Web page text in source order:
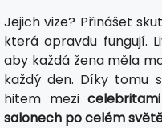
Jejich vize? Přinášet
která opravdu fungují.
aby každá žena měla
každý den. Díky tomu
hitem mezi
salonech po celém